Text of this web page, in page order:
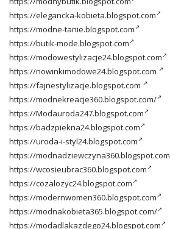
https://elegancka-kobieta.blogspot.com
https://modne-tanie.blogspot.com
https://butik-mode.blogspot.com
https://modowestylizacje24.blogspot.com
https://nowinkimodowe24.blogspot.com
https://fajnestylizacje.blogspot.com
https://modnekreacje360.blogspot.com/
https://Modauroda247.blogspot.com
https://badzpiekna24.blogspot.com
https://uroda-i-styl24.blogspot.com
https://modnadziewczyna360.blogspot.com
https://wcosieubrac360.blogspot.com
https://cozalozyc24.blogspot.com
https://modernwomen360.blogspot.com
https://modnakobieta365.blogspot.com/
https://modadlakazdego24.blogspot.com